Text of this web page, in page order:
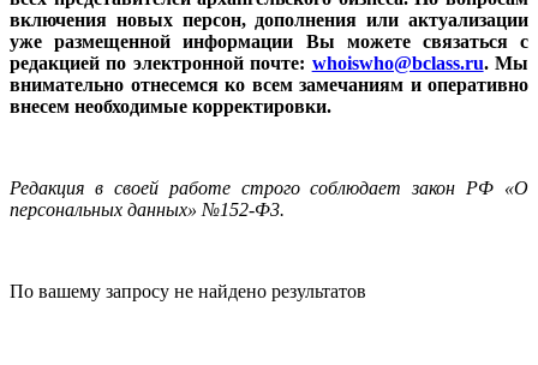
включения новых персон, дополнения или актуализации
уже размещенной информации Вы можете связаться с
редакцией по электронной почте: whoiswho@bclass.ru. Мы
внимательно отнесемся ко всем замечаниям и оперативно
внесем необходимые корректировки.
Редакция в своей работе строго соблюдает закон РФ «О
персональных данных» №152-Ф3.
По вашему запросу не найдено результатов